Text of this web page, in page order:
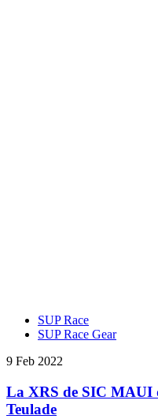
SUP Race
SUP Race Gear
9 Feb 2022
La XRS de SIC MAUI
Teulade